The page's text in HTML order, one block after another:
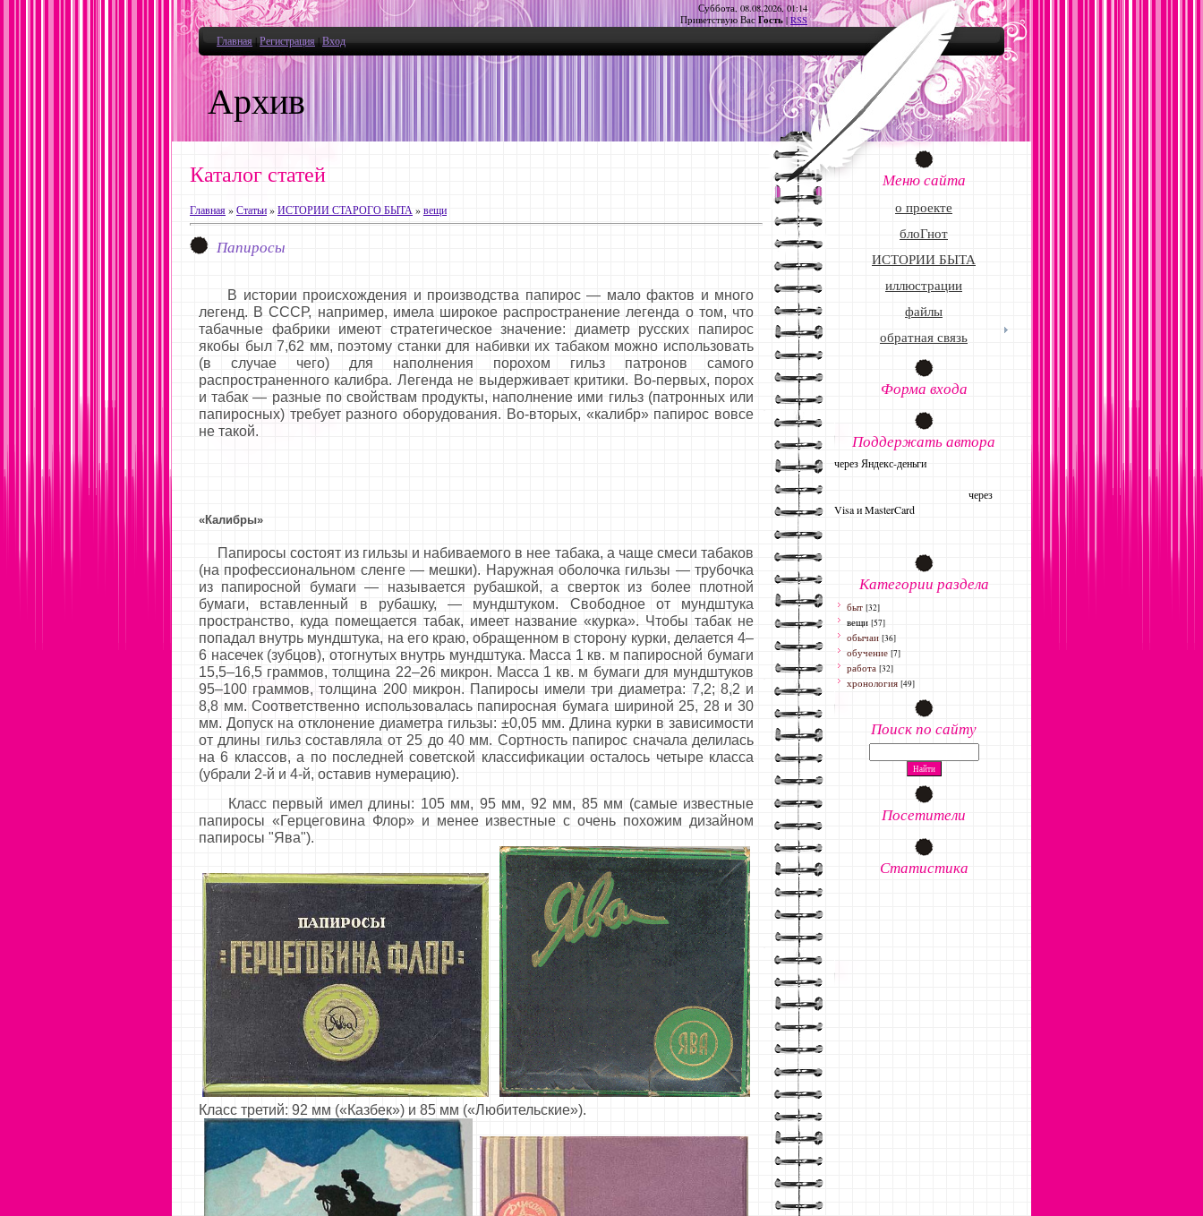
Суббота, 08.08.2026, 01:14
Приветствую Вас Гость | RSS
Архив
Главная|Регистрация|Вход
Каталог статей
Главная»Статьи»ИСТОРИИ СТАРОГО БЫТА »вещи
Папиросы
В истории происхождения и производства папирос — мало фактов и много
легенд. В СССР, например, имела широкое распространение легенда о том, что
табачные фабрики имеют стратегическое значение: диаметр русских папирос
якобы был 7,62 мм, поэтому станки для набивки их табаком можно использовать
(в случае чего) для наполнения порохом гильз патронов самого
распространенного калибра. Легенда не выдерживает критики. Во-первых, порох
и табак — разные по свойствам продукты, наполнение ими гильз (патронных или
папиросных) требует разного оборудования. Во-вторых, «калибр» папирос вовсе
не такой.
«Калибры»
Папиросы состоят из гильзы и набиваемого в нее табака, а чаще смеси табаков
(на профессиональном сленге — мешки). Наружная оболочка гильзы — трубочка
из папиросной бумаги — называется рубашкой, а сверток из более плотной
бумаги, вставленный в рубашку, — мундштуком. Свободное от мундштука
пространство, куда помещается табак, имеет название «курка». Чтобы табак не
попадал внутрь мундштука, на его краю, обращенном в сторону курки, делается 4–
6 насечек (зубцов), отогнутых внутрь мундштука. Масса 1 кв. м папиросной бумаги
15,5–16,5 граммов, толщина 22–26 микрон. Масса 1 кв. м бумаги для мундштуков
95–100 граммов, толщина 200 микрон. Папиросы имели три диаметра: 7,2; 8,2 и
8,8 мм. Соответственно использовалась папиросная бумага шириной 25, 28 и 30
мм. Допуск на отклонение диаметра гильзы: ±0,05 мм. Длина курки в зависимости
от длины гильз составляла от 25 до 40 мм. Сортность папирос сначала делилась
на 6 классов, а по последней советской классификации осталось четыре класса
(убрали 2-й и 4-й, оставив нумерацию).
Класс первый имел длины: 105 мм, 95 мм, 92 мм, 85 мм (самые известные
папиросы «Герцеговина Флор» и менее известные с очень похожим дизайном
папиросы "Ява").
Класс третий: 92 мм («Казбек») и 85 мм («Любительские»).
Меню сайта
о проекте
блоГнот
ИСТОРИИ БЫТА
иллюстрации
файлы
обратная связь
Форма входа
Поддержать автора
через Яндекс-деньги
через
Visa и MasterCard
Категории раздела
быт [32]
вещи [57]
обычаи [36]
обучение [7]
работа [32]
хронология [49]
Поиск по сайту
Посетители
Статистика